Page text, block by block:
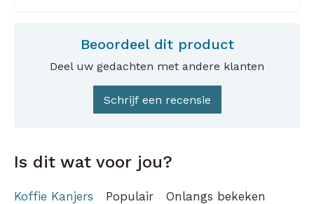
Beoordeel dit product
Deel uw gedachten met andere klanten
Schrijf een recensie
Is dit wat voor jou?
Koffie Kanjers Populair Onlangs bekeken